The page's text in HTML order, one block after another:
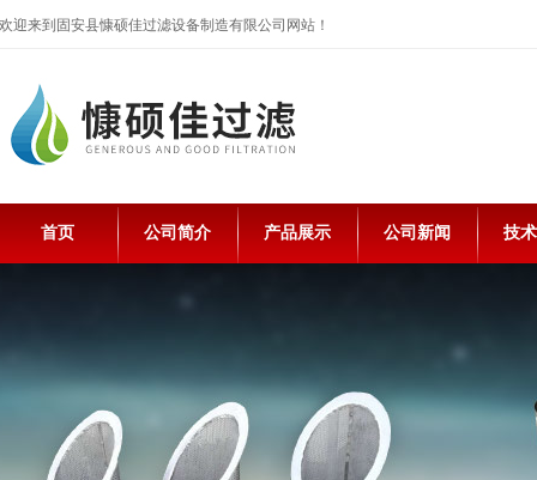
欢迎来到固安县慷硕佳过滤设备制造有限公司网站！
首页 公司简介 产品展示 公司新闻 技